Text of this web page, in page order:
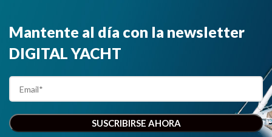
Mantente al día con la newsletter
DIGITAL YACHT